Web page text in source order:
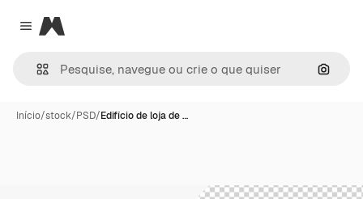
Close menu
Magnific
Início/stock/PSD/Edifício de loja de …